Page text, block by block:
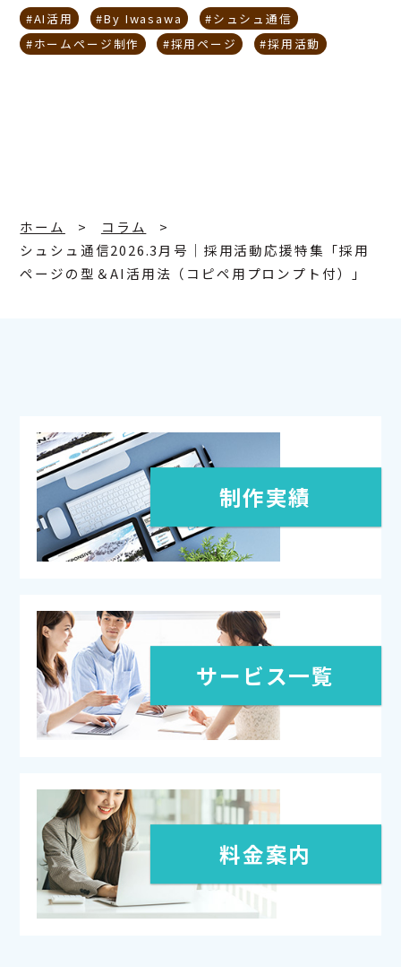
#AI活用 #By Iwasawa
#シュシュ通信
#ホームページ制作
#採用ページ #採用活動
ホーム
コラム
シュシュ通信2026.3月号｜採用活動応援特集「採用
ページの型＆AI活用法（コピペ用プロンプト付）」
制作実績
サービス一覧
料金案内